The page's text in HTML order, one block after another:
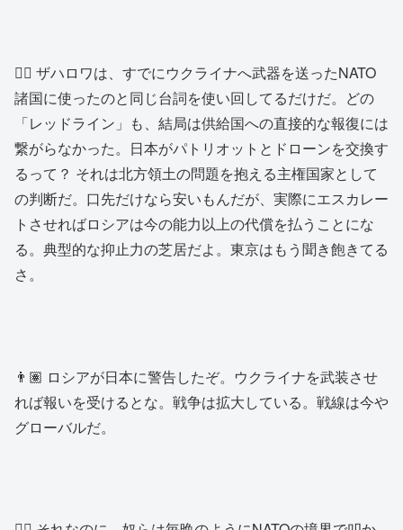
👱‍♂️ ザハロワは、すでにウクライナへ武器を送ったNATO
諸国に使ったのと同じ台詞を使い回してるだけだ。どの
「レッドライン」も、結局は供給国への直接的な報復には
繋がらなかった。日本がパトリオットとドローンを交換す
るって？ それは北方領土の問題を抱える主権国家として
の判断だ。口先だけなら安いもんだが、実際にエスカレー
トさせればロシアは今の能力以上の代償を払うことにな
る。典型的な抑止力の芝居だよ。東京はもう聞き飽きてる
さ。
👨🏽 ロシアが日本に警告したぞ。ウクライナを武装させ
れば報いを受けるとな。戦争は拡大している。戦線は今や
グローバルだ。